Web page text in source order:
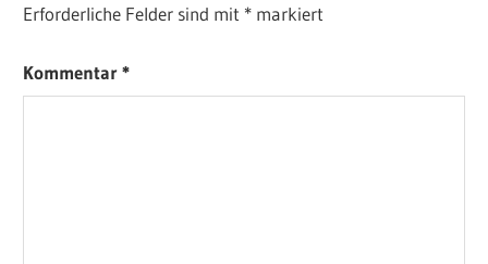
Erforderliche Felder sind mit * markiert
Kommentar*